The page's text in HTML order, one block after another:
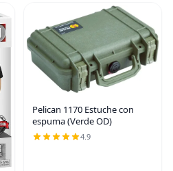
Pelican 1170 Estuche con
espuma (Verde OD)
4.9